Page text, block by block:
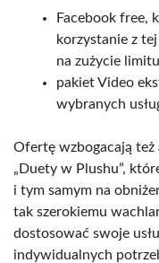
Facebook free,
korzystanie z
na zużycie
pakiet Video
wybranych
Ofertę wzbogacają też
„Duety w Plushu”,
i tym samym na
tak szerokiemu
dostosować swoje
indywidualnych